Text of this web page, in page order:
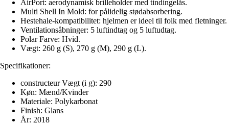
AirPort: aerodynamisk brilleholder med tindingelås.
Multi Shell In Mold: for pålidelig stødabsorbering.
Hestehale-kompatibilitet: hjelmen er ideel til folk med fletninger.
Ventilationsåbninger: 5 luftindtag og 5 luftudtag.
Polar Farve: Hvid.
Vægt: 260 g (S), 270 g (M), 290 g (L).
Specifikationer:
constructeur Vægt (i g): 290
Køn: Mænd/Kvinder
Materiale: Polykarbonat
Finish: Glans
År: 2018